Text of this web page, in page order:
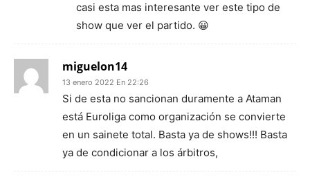
casi esta mas interesante ver este tipo de
show que ver el partido. 😀
miguelon14
13 enero 2022 En 22:26
Si de esta no sancionan duramente a Ataman
está Euroliga como organización se convierte
en un sainete total. Basta ya de shows!!! Basta
ya de condicionar a los árbitros,